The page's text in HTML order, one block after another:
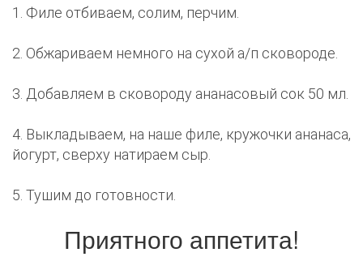
1. Филе отбиваем, солим, перчим.
2. Обжариваем немного на сухой а/п сковороде.
3. Добавляем в сковороду ананасовый сок 50 мл.
4. Выкладываем, на наше филе, кружочки ананаса,
йогурт, сверху натираем сыр.
5. Тушим до готовности.
Приятного аппетита!